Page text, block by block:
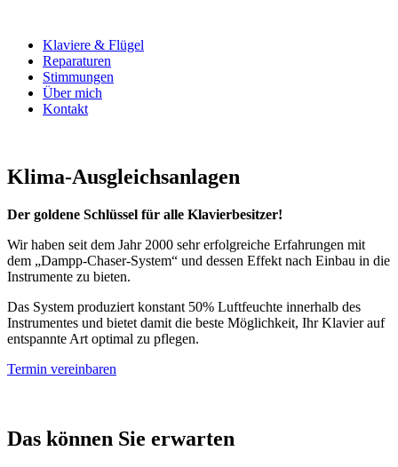
Klaviere & Flügel
Reparaturen
Stimmungen
Über mich
Kontakt
Klima-Ausgleichsanlagen
Der goldene Schlüssel für alle Klavierbesitzer!
Wir haben seit dem Jahr 2000 sehr erfolgreiche Erfahrungen mit
dem „Dampp-Chaser-System“ und dessen Effekt nach Einbau in die
Instrumente zu bieten.
Das System produziert konstant 50% Luftfeuchte innerhalb des
Instrumentes und bietet damit die beste Möglichkeit, Ihr Klavier auf
entspannte Art optimal zu pflegen.
Termin vereinbaren
Das können Sie erwarten